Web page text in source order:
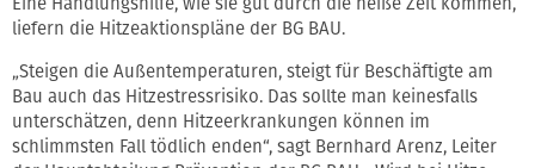
liefern die Hitzeaktionspläne der BG BAU.
„Steigen die Außentemperaturen, steigt für Beschäftigte am
Bau auch das Hitzestressrisiko. Das sollte man keinesfalls
unterschätzen, denn Hitzeerkrankungen können im
schlimmsten Fall tödlich enden“, sagt Bernhard Arenz, Leiter